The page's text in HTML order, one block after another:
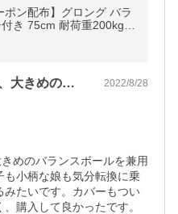
ポン配布】グロング バラ
き 75cm 耐荷重200kg
GronG 爆買
170超えの息子が居るので、大きめのバ… 2022/8/28
めのバランスボールを兼用
小柄な娘も気分転換に乗
みたいです。カバーもつい
購入して良かったです。